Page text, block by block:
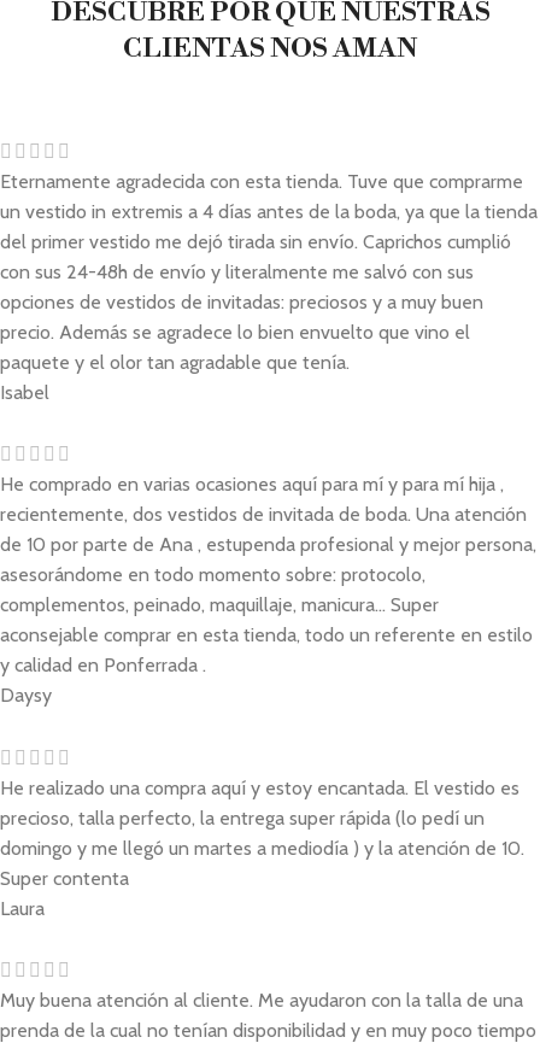
DESCUBRE POR QUÉ NUESTRAS
CLIENTAS NOS AMAN
Eternamente agradecida con esta tienda. Tuve que comprarme
un vestido in extremis a 4 días antes de la boda, ya que la tienda
del primer vestido me dejó tirada sin envío. Caprichos cumplió
con sus 24-48h de envío y literalmente me salvó con sus
opciones de vestidos de invitadas: preciosos y a muy buen
precio. Además se agradece lo bien envuelto que vino el
paquete y el olor tan agradable que tenía.
Isabel
He comprado en varias ocasiones aquí para mí y para mí hija ,
recientemente, dos vestidos de invitada de boda. Una atención
de 10 por parte de Ana , estupenda profesional y mejor persona,
asesorándome en todo momento sobre: protocolo,
complementos, peinado, maquillaje, manicura... Super
aconsejable comprar en esta tienda, todo un referente en estilo
y calidad en Ponferrada .
Daysy
He realizado una compra aquí y estoy encantada. El vestido es
precioso, talla perfecto, la entrega super rápida (lo pedí un
domingo y me llegó un martes a mediodía ) y la atención de 10.
Super contenta
Laura
Muy buena atención al cliente. Me ayudaron con la talla de una
prenda de la cual no tenían disponibilidad y en muy poco tiempo